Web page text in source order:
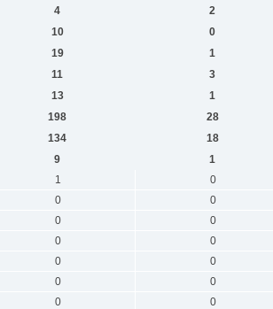
4 2
10 0
19 1
11 3
13 1
198 28
134 18
9 1
1 0
0 0
0 0
0 0
0 0
0 0
0 0